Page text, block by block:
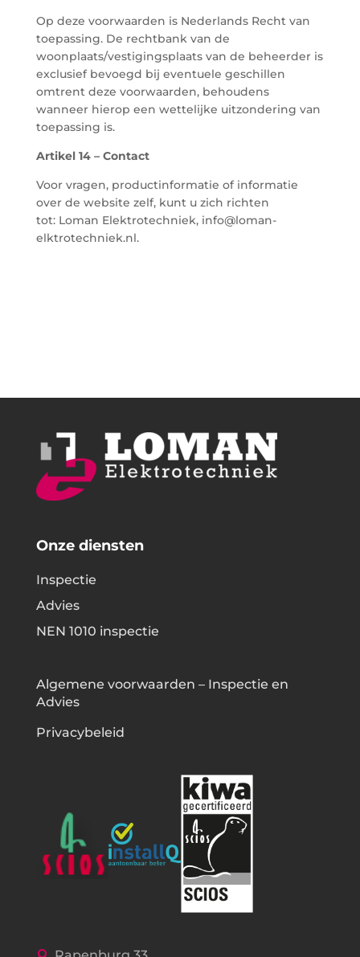
Op deze voorwaarden is Nederlands Recht van
toepassing. De rechtbank van de
woonplaats/vestigingsplaats van de beheerder is
exclusief bevoegd bij eventuele geschillen
omtrent deze voorwaarden, behoudens
wanneer hierop een wettelijke uitzondering van
toepassing is.
Artikel 14 – Contact
Voor vragen, productinformatie of informatie
over de website zelf, kunt u zich richten
tot: Loman Elektrotechniek, info@loman-
elktrotechniek.nl.
Onze diensten
Inspectie
Advies
NEN 1010 inspectie
Algemene voorwaarden – Inspectie en
Advies
Privacybeleid